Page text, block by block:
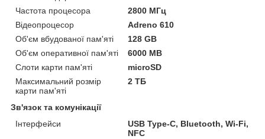
Частота процесора
2800 МГц
Відеопроцесор
Adreno 610
Об'єм вбудованої пам'яті
128 GB
Об'єм оперативної пам'яті
6000 MB
Слоти карти пам'яті
microSD
Максимальний розмір
карти пам'яті
2 ТБ
Зв'язок та комунікації
Інтерфейси
USB Type-C, Bluetooth, Wi-Fi,
NFC